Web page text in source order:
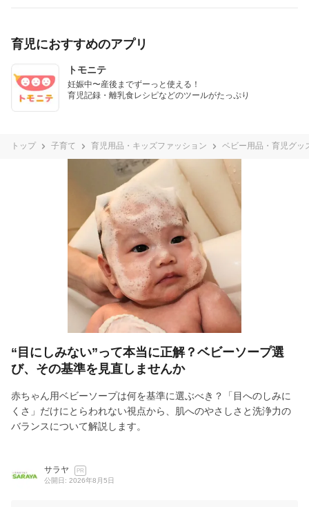
育児におすすめのアプリ
トモニテ
妊娠中〜産後までずーっと使える！
育児記録・離乳食レシピなどのツールがたっぷり
トップ 子育て 育児用品・キッズファッション ベビー用品・育児グッ
“目にしみない”って本当に正解？ベビーソープ選
び、その基準を見直しませんか
赤ちゃん用ベビーソープは何を基準に選ぶべき？「目へのしみに
くさ」だけにとらわれない視点から、肌へのやさしさと洗浄力の
バランスについて解説します。
サラヤ PR
公開日: 2026年8月5日